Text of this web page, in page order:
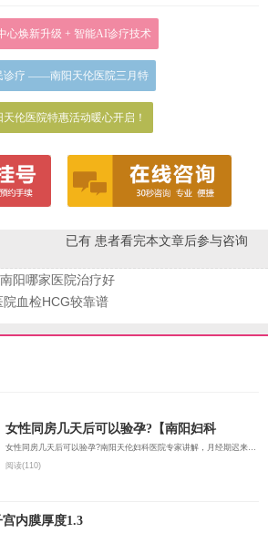
心焕新升级 + 智能AI诊疗技术
诊疗 ——南阳天伦医院三月特
天伦医院特惠活动暖心开启！
已有 患者看完本文章后参与咨询
阳哪家医院治疗好
血检HCG较靠谱
女性同房几天后可以验孕?【南阳妇科
女性同房几天后可以验孕?南阳天伦妇科医院专家讲解，月经期迟来一个周到10天后使用早孕测试纸进行检测比较...
阅读(110)
内膜厚度1.3